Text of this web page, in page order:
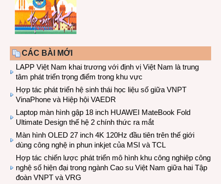
CÁC BÀI MỚI
LAPP Việt Nam khai trương với định vị Việt Nam là trung
tâm phát triển trọng điểm trong khu vực
Hợp tác phát triển hệ sinh thái học liệu số giữa VNPT
VinaPhone và Hiệp hội VAEDR
Laptop màn hình gập 18 inch HUAWEI MateBook Fold
Ultimate Design thế hệ 2 chính thức ra mắt
Màn hình OLED 27 inch 4K 120Hz đầu tiên trên thế giới
dùng công nghệ in phun inkjet của MSI và TCL
Hợp tác chiến lược phát triển mô hình khu công nghiệp công
nghệ số hiện đại trong ngành Cao su Việt Nam giữa hai Tập
đoàn VNPT và VRG